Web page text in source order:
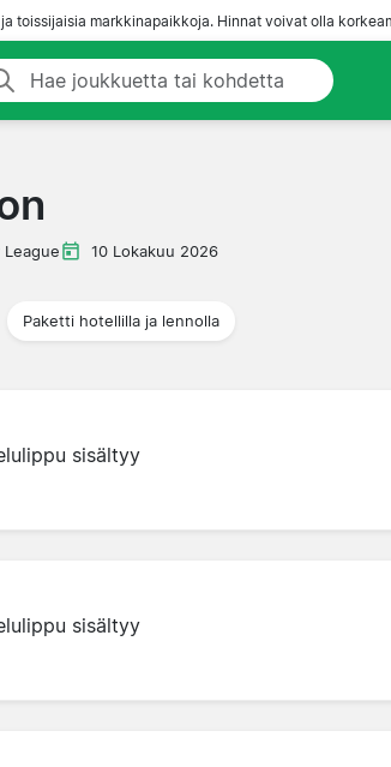
toissijaisia markkinapaikkoja. Hinnat voivat olla
League 10 Lokakuu 2026
Paketti hotellilla ja lennolla
sisältyy
sisältyy